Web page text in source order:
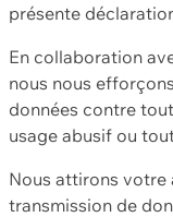
présente
En collaboration
nous nous
données contre
usage abusif ou
Nous attirons votre
transmission de